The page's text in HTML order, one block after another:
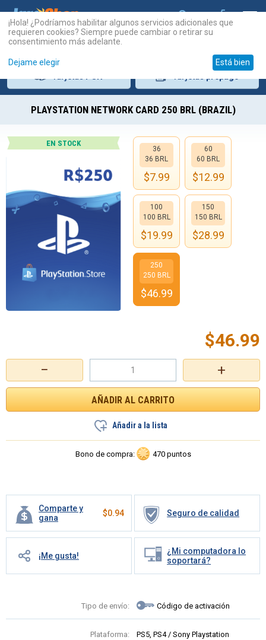
PLAYSTATION NETWORK CARD 250 BRL (BRAZIL)
EN STOCK
+
−
$46.99
Añadir a la lista
Bono de compra: 470 puntos
Comparte y
gana
$0.94 Seguro de calidad
¡Me gusta!
¿Mi computadora lo
soportará?
Tipo de envío: Código de activación
Plataforma: PS5, PS4 / Sony Playstation
36
36 BRL
$7.99
60
60 BRL
$12.99
100
100 BRL
$19.99
150
150 BRL
$28.99
250
250 BRL
$46.99
¡Hola! ¿Podríamos habilitar algunos servicios adicionales que
requieren cookies? Siempre puede cambiar o retirar su
consentimiento más adelante.
Dejame elegir Está bien